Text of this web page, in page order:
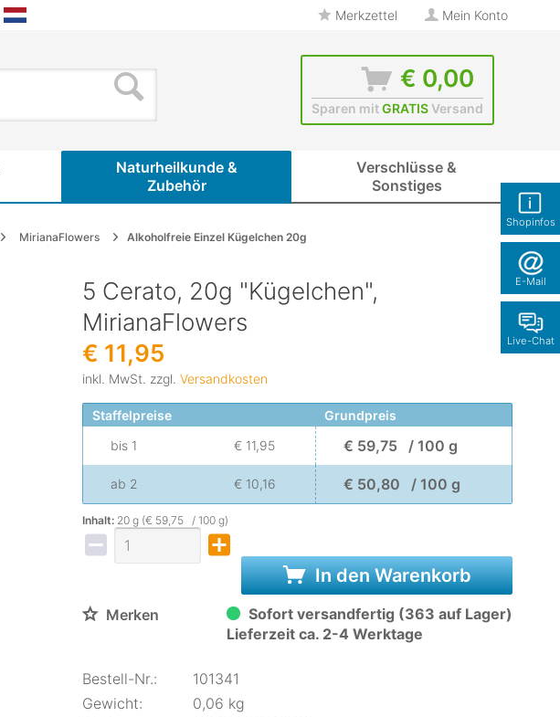
Shopinfos
E-Mail
Live-Chat
Merkzettel Mein Konto
€ 0,00
Sparen mitGRATISVersand
Naturheilkunde &
Zubehör
Verschlüsse &
Sonstiges
MirianaFlowers Alkoholfreie Einzel Kügelchen 20g
5 Cerato, 20g "Kügelchen",
MirianaFlowers
€ 11,95
inkl. MwSt. zzgl. Versandkosten
Staffelpreise
Grundpreis
bis 1 € 11,95 € 59,75 / 100 g
ab 2 € 10,16 € 50,80 / 100 g
Inhalt: 20 g (€ 59,75 / 100 g)
In den Warenkorb
Merken
Sofort versandfertig (363 auf Lager)
Lieferzeit ca. 2-4 Werktage
Bestell-Nr.:
101341
Gewicht:
0,06 kg